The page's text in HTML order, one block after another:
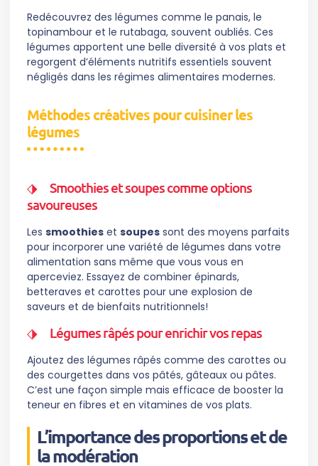
Redécouvrez des légumes comme le panais, le
topinambour et le rutabaga, souvent oubliés. Ces
légumes apportent une belle diversité à vos plats et
regorgent d’éléments nutritifs essentiels souvent
négligés dans les régimes alimentaires modernes.
Méthodes créatives pour cuisiner les
légumes
Smoothies et soupes comme options
savoureuses
Les smoothies et soupes sont des moyens parfaits
pour incorporer une variété de légumes dans votre
alimentation sans même que vous vous en
aperceviez. Essayez de combiner épinards,
betteraves et carottes pour une explosion de
saveurs et de bienfaits nutritionnels!
Légumes râpés pour enrichir vos repas
Ajoutez des légumes râpés comme des carottes ou
des courgettes dans vos pâtés, gâteaux ou pâtes.
C’est une façon simple mais efficace de booster la
teneur en fibres et en vitamines de vos plats.
L’importance des proportions et de
la modération